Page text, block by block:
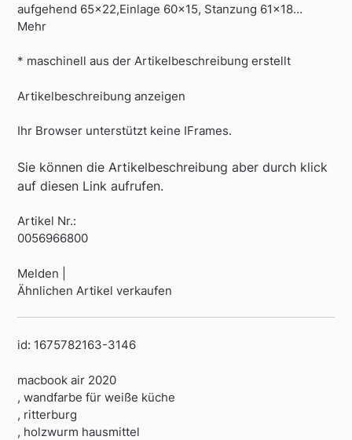
aufgehend 65×22,Einlage 60×15, Stanzung 61×18…
Mehr
* maschinell aus der Artikelbeschreibung erstellt
Artikelbeschreibung anzeigen
Ihr Browser unterstützt keine IFrames.
Sie können die Artikelbeschreibung aber durch klick
auf diesen Link aufrufen.
Artikel Nr.:
0056966800
Melden |
Ähnlichen Artikel verkaufen
id: 1675782163-3146
macbook air 2020
, wandfarbe für weiße küche
, ritterburg
, holzwurm hausmittel